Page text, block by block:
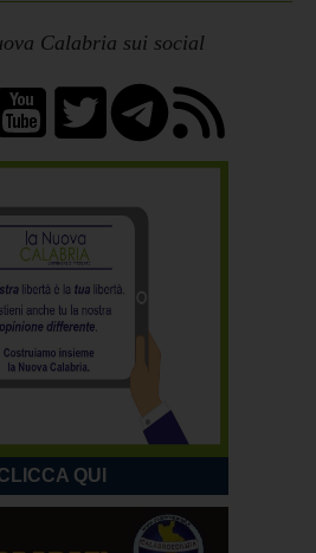
Calabria sui social
QUI